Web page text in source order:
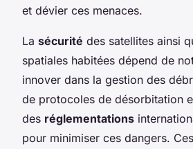
et dévier ces menaces.
La sécurité des satellites ainsi
spatiales habitées dépend de
innover dans la gestion des
de protocoles de désorbitation
des réglementations
pour minimiser ces dangers.